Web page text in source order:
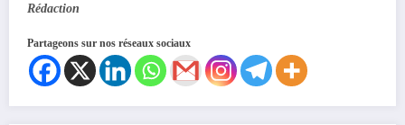
Rédaction
Partageons sur nos réseaux sociaux